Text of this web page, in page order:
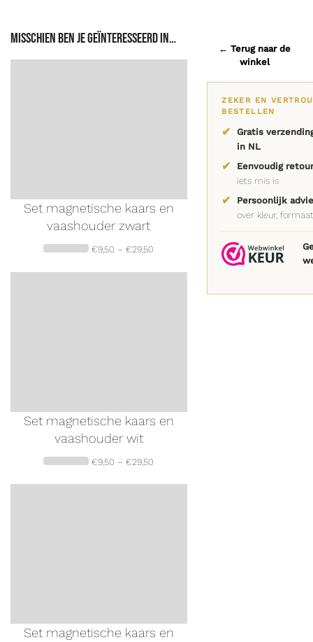
Misschien ben je geïnteresseerd in…
Set magnetische kaars en
vaashouder zwart
€9,50 – €29,50
Set magnetische kaars en
vaashouder wit
€9,50 – €29,50
Set magnetische kaars en
← Terug naar de
winkel
ZEKER EN
BESTELLEN
✔
Gratis
in NL
✔
Eenvoudig
iets mis is
✔
Persoonlijk
over kleur,